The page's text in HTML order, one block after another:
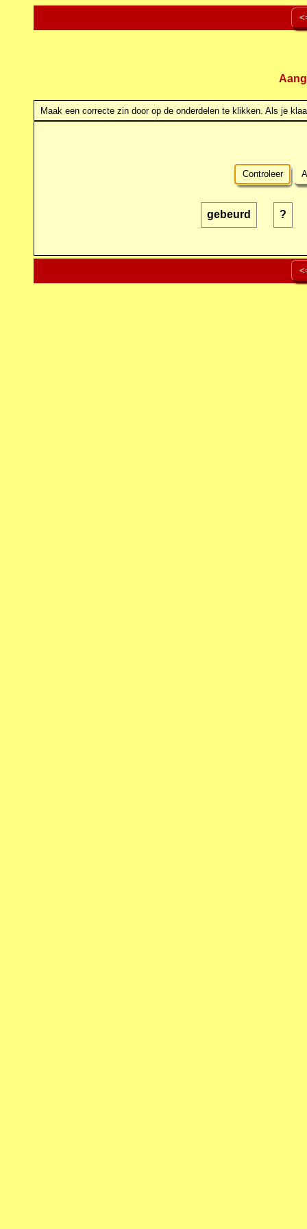
Maak een correcte zin door op de onderdelen te klikken. Als je
Controleer
gebeurd ?